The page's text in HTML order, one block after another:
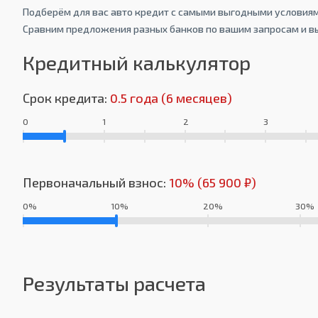
Подберём для вас авто кредит с самыми выгодными
Сравним предложения разных банков по вашим запросам и
Кредитный калькулятор
Срок кредита: 0.5 года (6 месяцев)
0 1 2 3
Первоначальный взнос: 10% (65 900 ₽)
0% 10% 20% 30%
Результаты расчета